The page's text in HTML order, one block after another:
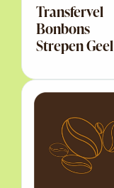
Transfervel
Bonbons
Strepen Geel